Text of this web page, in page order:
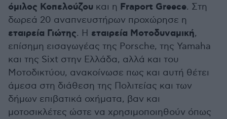
όμιλος Κοπελούζου και η Fraport Greece. Στη
δωρεά 20 αναπνευστήρων προχώρησε η
εταιρεία Γιώτης. Η εταιρεία Μοτοδυναμική,
επίσημη εισαγωγέας της Porsche, της Yamaha
και της Sixt στην Ελλάδα, αλλά και του
Μοτοδικτύου, ανακοίνωσε πως και αυτή θέτει
άμεσα στη διάθεση της Πολιτείας και των
δήμων επιβατικά οχήματα, βαν και
μοτοσικλέτες ώστε να χρησιμοποιηθούν όπως